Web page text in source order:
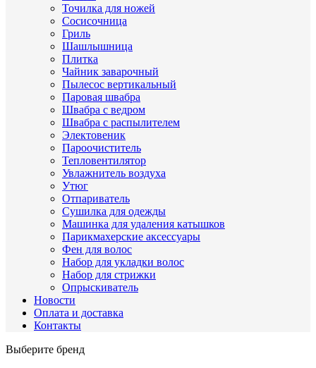
Точилка для ножей
Сосисочница
Гриль
Шашлышница
Плитка
Чайник заварочный
Пылесос вертикальный
Паровая швабра
Швабра с ведром
Швабра с распылителем
Электовеник
Пароочиститель
Тепловентилятор
Увлажнитель воздуха
Утюг
Отпариватель
Сушилка для одежды
Машинка для удаления катышков
Парикмахерские аксессуары
Фен для волос
Набор для укладки волос
Набор для стрижки
Опрыскиватель
Новости
Оплата и доставка
Контакты
Выберите бренд